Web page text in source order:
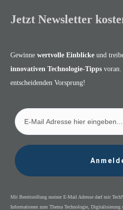
Jetzt Newsletter
Gewinne wertvolle Einblicke und
innovativen Technologie-Tipps voran.
entscheidenden Vorsprung!
Mit Bereitstellung meiner E-Mail Adresse darf mir
Informationen zum Thema Technologie,